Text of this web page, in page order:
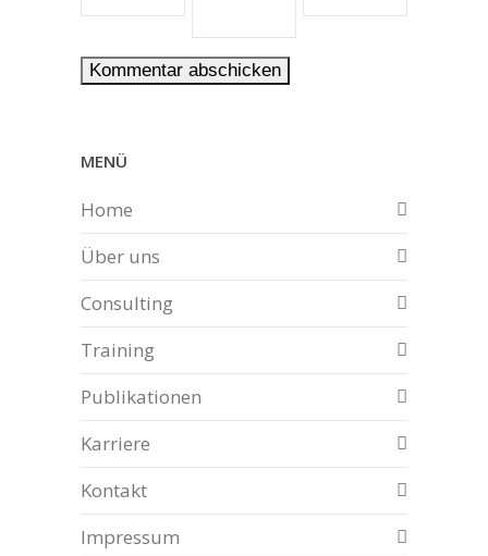
MENÜ
Home
Über uns
Consulting
Training
Publikationen
Karriere
Kontakt
Impressum